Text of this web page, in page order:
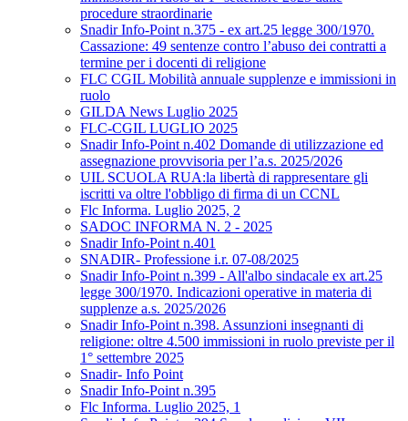
procedure straordinarie
Snadir Info-Point n.375 - ex art.25 legge 300/1970.
Cassazione: 49 sentenze contro l’abuso dei contratti a
termine per i docenti di religione
FLC CGIL Mobilità annuale supplenze e immissioni in
ruolo
GILDA News Luglio 2025
FLC-CGIL LUGLIO 2025
Snadir Info-Point n.402 Domande di utilizzazione ed
assegnazione provvisoria per l’a.s. 2025/2026
UIL SCUOLA RUA:la libertà di rappresentare gli
iscritti va oltre l'obbligo di firma di un CCNL
Flc Informa. Luglio 2025, 2
SADOC INFORMA N. 2 - 2025
Snadir Info-Point n.401
SNADIR- Professione i.r. 07-08/2025
Snadir Info-Point n.399 - All'albo sindacale ex art.25
legge 300/1970. Indicazioni operative in materia di
supplenze a.s. 2025/2026
Snadir Info-Point n.398. Assunzioni insegnanti di
religione: oltre 4.500 immissioni in ruolo previste per il
1° settembre 2025
Snadir- Info Point
Snadir Info-Point n.395
Flc Informa. Luglio 2025, 1